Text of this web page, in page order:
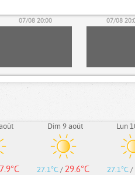
07/08 20:00 07/08
Dim 9 août
27.1°C / 29.6°C
Lun
27.1°C /